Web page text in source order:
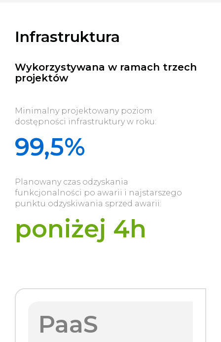
Infrastruktura
Wykorzystywana w ramach trzech
projektów
Minimalny projektowany poziom
dostępności infrastruktury w roku:
99,5%
Planowany czas odzyskania
funkcjonalności po awarii i najstarszego
punktu odzyskiwania sprzed awarii:
poniżej 4h
PaaS